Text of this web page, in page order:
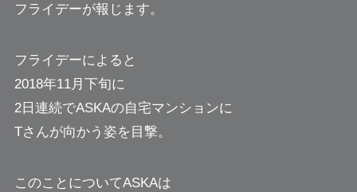
フライデーが報じます。
フライデーによると
2018年11月下旬に
2日連続でASKAの自宅マンションに
Tさんが向かう姿を目撃。
このことについてASKAは